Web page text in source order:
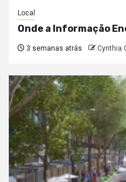
Local
Onde a Informação
3 semanas atrás Cynthia